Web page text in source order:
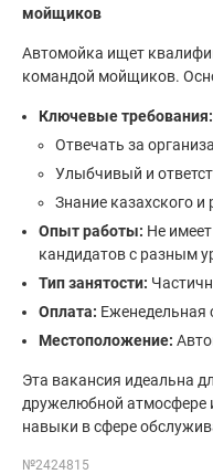
мойщиков
Автомойка ищет
командой мойщиков.
Ключевые требования:
Отвечать за
Улыбчивый и
Знание казахского и
Опыт работы: Не
кандидатов с разным
Тип занятости:
Оплата: Еженедельная
Местоположение:
Эта вакансия идеальна
дружелюбной атмосфере
навыки в сфере
№2424815